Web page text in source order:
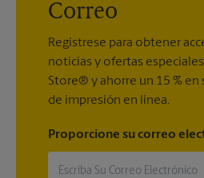
Correo
Regístrese para obtener
noticias y ofertas especiales
Store® y ahorre un 15 %
de impresión en línea.
Proporcione su correo